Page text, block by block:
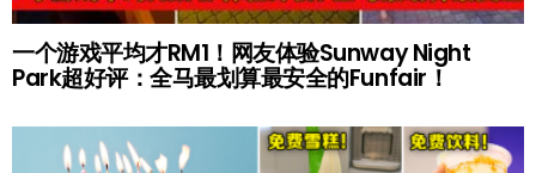
一个游戏平均才RM1！网友体验Sunway Night
Park超好评：全马最划算最安全的Funfair！